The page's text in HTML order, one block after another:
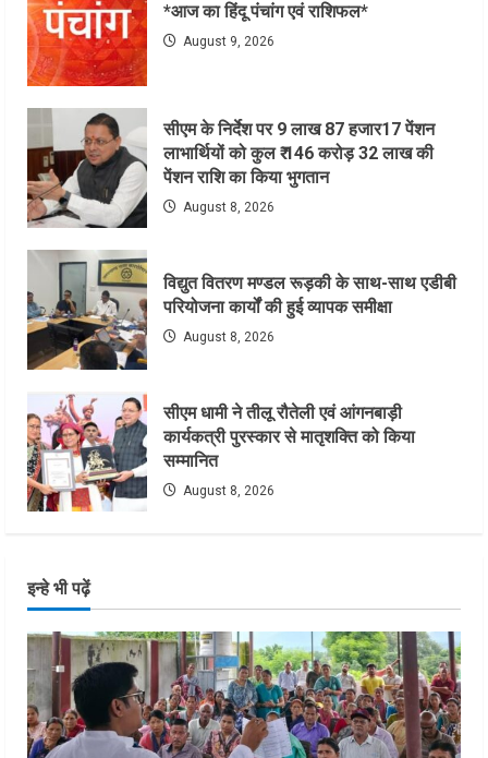
*आज का हिंदू पंचांग एवं राशिफल*
August 9, 2026
सीएम के निर्देश पर 9 लाख 87 हजार17 पेंशन
लाभार्थियों को कुल ₹ 146 करोड़ 32 लाख की
पेंशन राशि का किया भुगतान
August 8, 2026
विद्युत वितरण मण्डल रूड़की के साथ-साथ एडीबी
परियोजना कार्यों की हुई व्यापक समीक्षा
August 8, 2026
सीएम धामी ने तीलू रौतेली एवं आंगनबाड़ी
कार्यकत्री पुरस्कार से मातृशक्ति को किया
सम्मानित
August 8, 2026
इन्हे भी पढ़ें